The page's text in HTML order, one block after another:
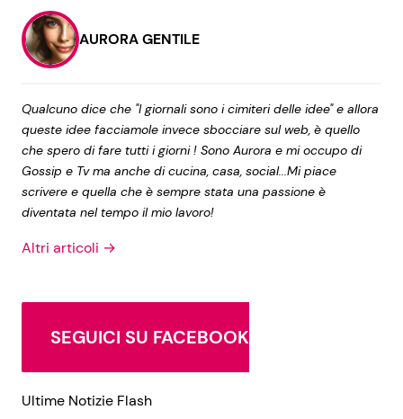
AURORA GENTILE
Qualcuno dice che "I giornali sono i cimiteri delle idee" e allora
queste idee facciamole invece sbocciare sul web, è quello
che spero di fare tutti i giorni ! Sono Aurora e mi occupo di
Gossip e Tv ma anche di cucina, casa, social...Mi piace
scrivere e quella che è sempre stata una passione è
diventata nel tempo il mio lavoro!
Altri articoli →
SEGUICI SU FACEBOOK
Ultime Notizie Flash